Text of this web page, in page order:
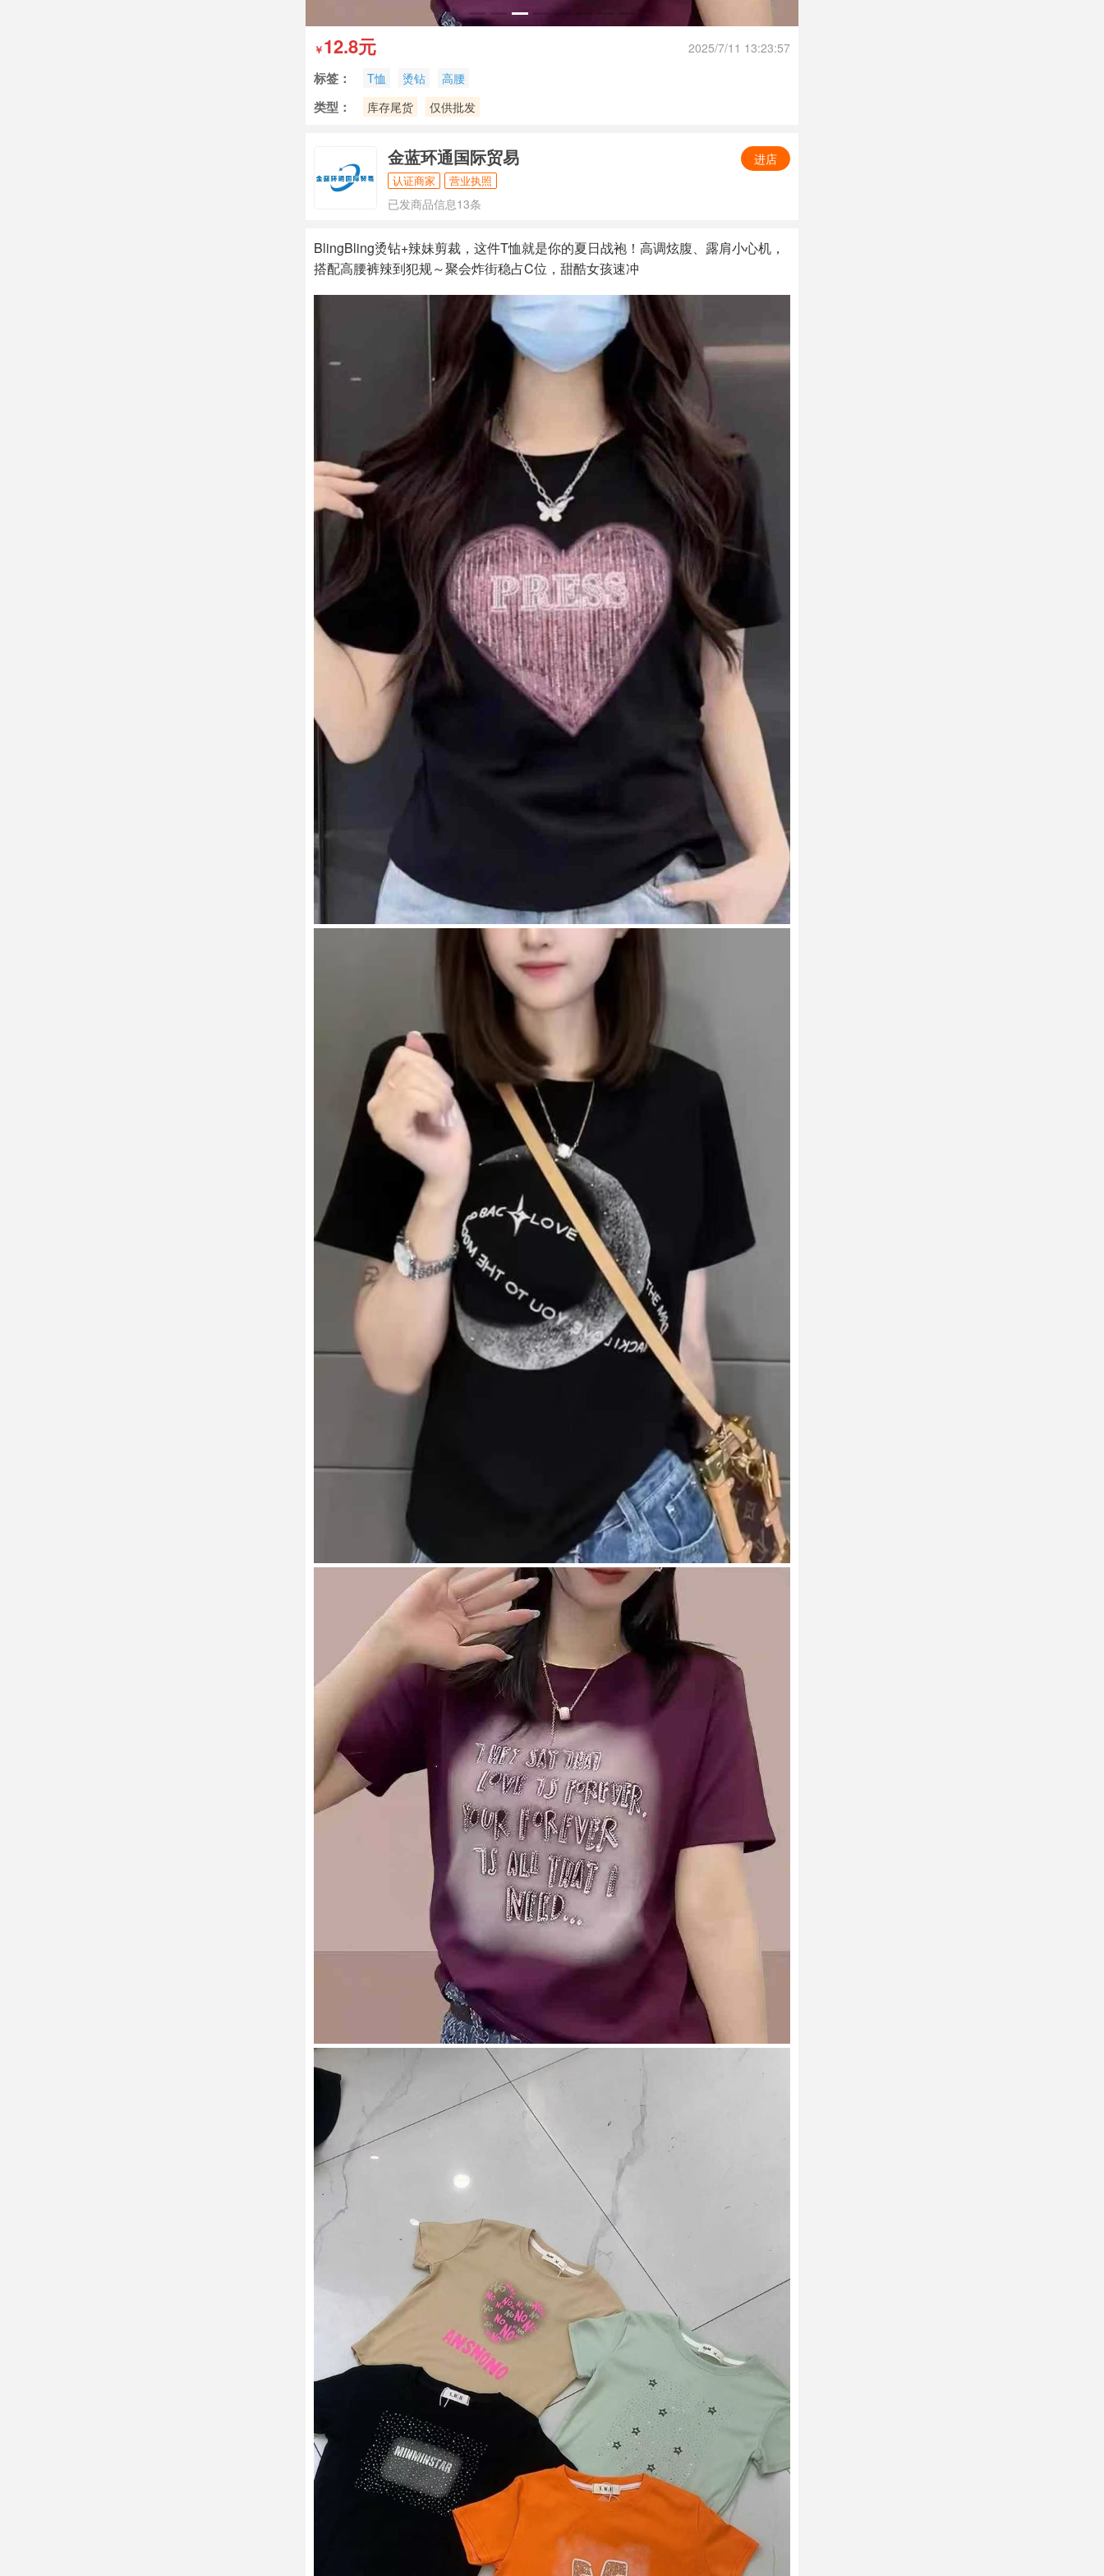
￥12.8元 2025/7/11 13:23:57
标签： T恤 烫钻 高腰
类型： 库存尾货 仅供批发
金蓝环通国际贸易 进店
认证商家 营业执照
已发商品信息13条
BlingBling烫钻+辣妹剪裁，这件T恤就是你的夏日战袍！高调炫腹、露肩小心机，
搭配高腰裤辣到犯规～聚会炸街稳占C位，甜酷女孩速冲